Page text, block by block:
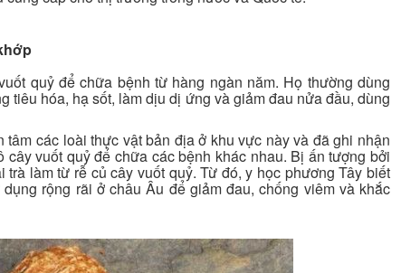
quỷ để chữa bệnh từ hàng ngàn năm. Họ thường dùng
tiêu hóa, hạ sốt, làm dịu dị ứng và giảm đau nửa đầu, dùng
các loài thực vật bản địa ở khu vực này và đã ghi nhận
vuốt quỷ để chữa các bệnh khác nhau. Bị ấn tượng bởi
làm từ rễ củ cây vuốt quỷ. Từ đó, y học phương Tây biết
rộng rãi ở châu Âu để giảm đau, chống viêm và khắc